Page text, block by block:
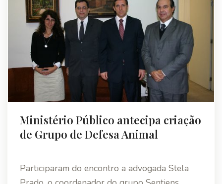
Ministério Público antecipa criação
de Grupo de Defesa Animal
Participaram do encontro a advogada Stela